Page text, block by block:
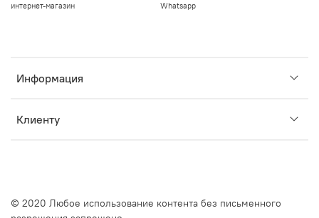
Информация
Клиенту
интернет-магазин Whatsapp
© 2020 Любое использование контента без письменного